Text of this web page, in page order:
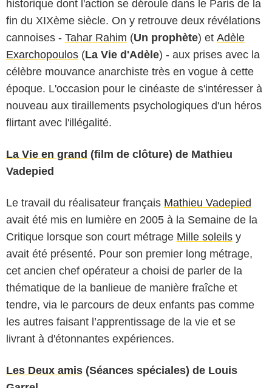
historique dont l'action se déroule dans le Paris de la
fin du XIXème siècle. On y retrouve deux révélations
cannoises - Tahar Rahim (Un prophète) et Adèle
Exarchopoulos (La Vie d'Adèle) - aux prises avec la
célèbre mouvance anarchiste très en vogue à cette
époque. L'occasion pour le cinéaste de s'intéresser à
nouveau aux tiraillements psychologiques d'un héros
flirtant avec l'illégalité.
La Vie en grand (film de clôture) de Mathieu
Vadepied
Le travail du réalisateur français Mathieu Vadepied
avait été mis en lumière en 2005 à la Semaine de la
Critique lorsque son court métrage Mille soleils y
avait été présenté. Pour son premier long métrage,
cet ancien chef opérateur a choisi de parler de la
thématique de la banlieue de manière fraîche et
tendre, via le parcours de deux enfants pas comme
les autres faisant l’apprentissage de la vie et se
livrant à d'étonnantes expériences.
Les Deux amis (Séances spéciales) de Louis